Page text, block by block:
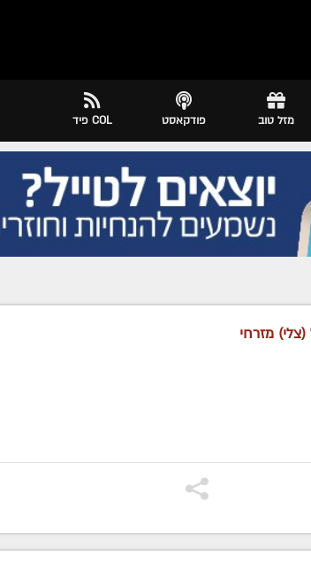
מזל טוב פודקאסט COL פיד
מזרחי